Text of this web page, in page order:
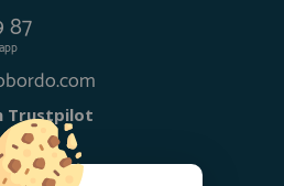
87
Trustpilot